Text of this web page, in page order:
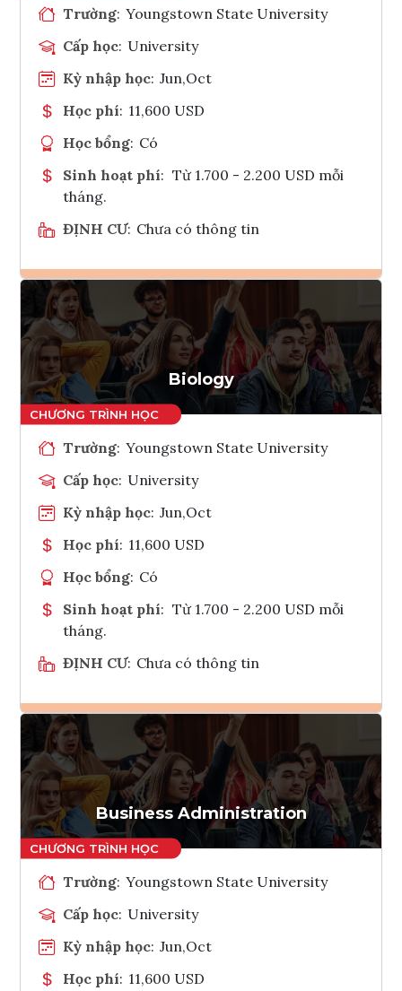
Trường: Youngstown State University
Cấp học: University
Kỳ nhập học: Jun,Oct
Học phí: 11,600 USD
Học bổng: Có
Sinh hoạt phí: Từ 1.700 - 2.200 USD mỗi
tháng.
ĐỊNH CƯ: Chưa có thông tin
Ghi danh
Tham vấn Interlink
Biology
Trường: Youngstown State University
Cấp học: University
Kỳ nhập học: Jun,Oct
Học phí: 11,600 USD
Học bổng: Có
Sinh hoạt phí: Từ 1.700 - 2.200 USD mỗi
tháng.
ĐỊNH CƯ: Chưa có thông tin
Ghi danh
Tham vấn Interlink
Business Administration
Trường: Youngstown State University
Cấp học: University
Kỳ nhập học: Jun,Oct
Học phí: 11,600 USD